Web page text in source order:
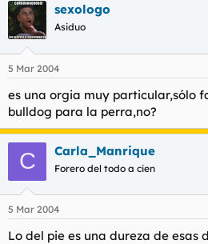
sexologo
Asiduo
5 Mar 2004
es una orgia muy particular,sólo
bulldog para la perra,no?
C Carla_Manrique
Forero del todo a cien
5 Mar 2004
Lo del pie es una dureza de esas